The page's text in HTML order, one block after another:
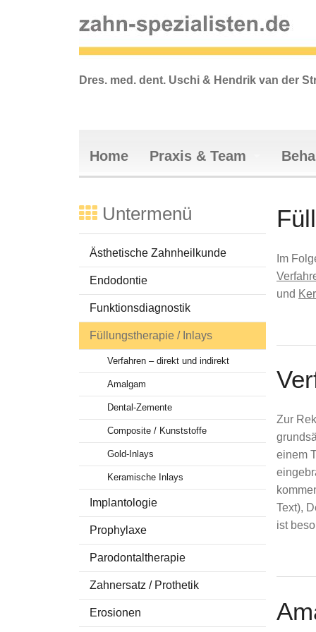
Dres. med. dent. Uschi & Hendrik van der
Home Praxis & Team
Praxiskonzept
Anfahrt
Team
Dr. Uschi van
Fr. Ramirez-
Fr. Sindi
Fr. Al Ouafi
Untermenü
Ästhetische Zahnheilkunde
Endodontie
Funktionsdiagnostik
Füllungstherapie / Inlays
Verfahren – direkt und indirekt
Amalgam
Dental-Zemente
Composite / Kunststoffe
Gold-Inlays
Keramische Inlays
Implantologie
Prophylaxe
Parodontaltherapie
Zahnersatz / Prothetik
Erosionen
Im
und
Zur
einem
Text),
ist